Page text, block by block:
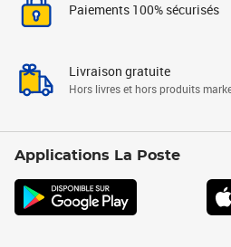
Paiements 100% sécurisés
Livraison gratuite
Hors livres et hors produits
Applications La Poste